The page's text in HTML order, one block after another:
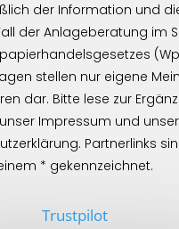
der Information und
der Anlageberatung im
stellen nur eigene
dar. Bitte lese zur
Impressum und
Partnerlinks
* gekennzeichnet.
Trustpilot